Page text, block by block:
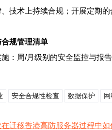
、技术上持续合规；开展定期
合规管理清单
：周/月级别的安全监控与报
安全合规性检查 数据保护
迁移香港高防服务器过程中